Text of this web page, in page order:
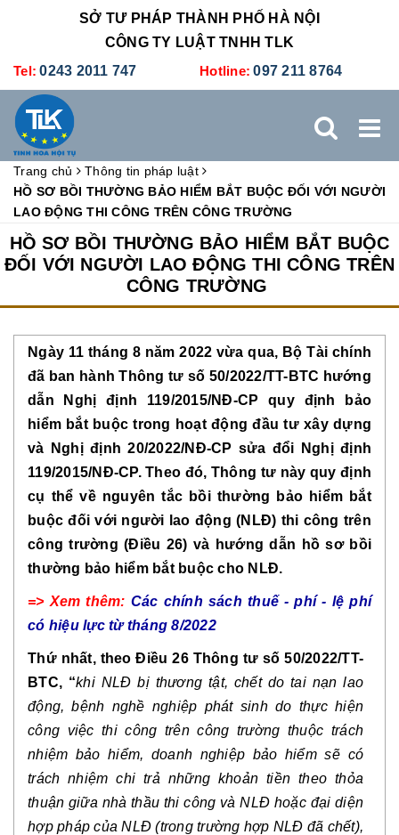
SỞ TƯ PHÁP THÀNH PHỐ HÀ NỘI
CÔNG TY LUẬT TNHH TLK
Tel: 0243 2011 747 Hotline: 097 211 8764
TRANG CHỦ GIỚI THIỆU DỊCH VỤ PHÁP LÝ
DỊCH VỤ KẾ TOÁN - THUẾ XÚC TIẾN THƯƠNG MẠI
ĐÀO TẠO TUYỂN DỤNG
Trang chủ
Thông tin pháp luật
HỒ SƠ BỒI THƯỜNG BẢO HIỂM BẮT BUỘC ĐỐI VỚI NGƯỜI
LAO ĐỘNG THI CÔNG TRÊN CÔNG TRƯỜNG
HỒ SƠ BỒI THƯỜNG BẢO HIỂM BẮT BUỘC
ĐỐI VỚI NGƯỜI LAO ĐỘNG THI CÔNG TRÊN
CÔNG TRƯỜNG
Ngày 11 tháng 8 năm 2022 vừa qua, Bộ Tài chính
đã ban hành Thông tư số 50/2022/TT-BTC hướng
dẫn Nghị định 119/2015/NĐ-CP quy định bảo
hiểm bắt buộc trong hoạt động đầu tư xây dựng
và Nghị định 20/2022/NĐ-CP sửa đổi Nghị định
119/2015/NĐ-CP. Theo đó, Thông tư này quy định
cụ thể về nguyên tắc bồi thường bảo hiểm bắt
buộc đối với người lao động (NLĐ) thi công trên
công trường (Điều 26) và hướng dẫn hồ sơ bồi
thường bảo hiểm bắt buộc cho NLĐ.
=> Xem thêm: Các chính sách thuế - phí - lệ phí
có hiệu lực từ tháng 8/2022
Thứ nhất, theo Điều 26 Thông tư số 50/2022/TT-
BTC, “khi NLĐ bị thương tật, chết do tai nạn lao
động, bệnh nghề nghiệp phát sinh do thực hiện
công việc thi công trên công trường thuộc trách
nhiệm bảo hiểm, doanh nghiệp bảo hiểm sẽ có
trách nhiệm chi trả những khoản tiền theo thỏa
thuận giữa nhà thầu thi công và NLĐ hoặc đại diện
hợp pháp của NLĐ (trong trường hợp NLĐ đã chết),